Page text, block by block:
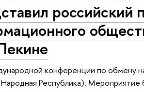
российский
конференции по обмену
Республика). Мероприятие